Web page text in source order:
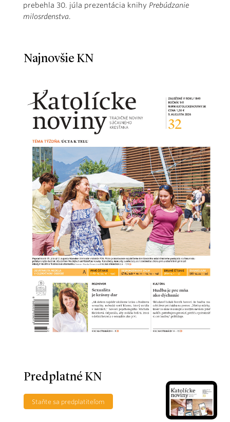
prebehla 30. júla prezentácia knihy Prebúdzanie
milosrdenstva.
Najnovšie KN
Predplatné KN
Staňte sa predplatiteľom